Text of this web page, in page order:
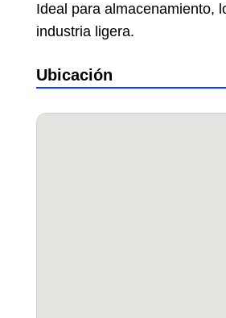
Ideal para almacenamiento,
industria ligera.
Ubicación